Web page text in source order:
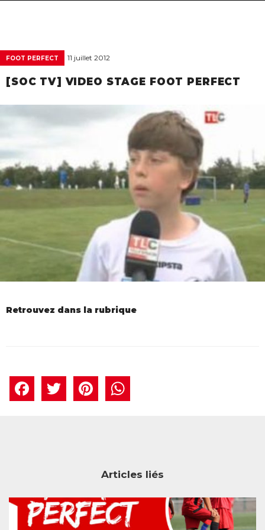
FOOT PERFECT 11 juillet 2012
[SOC TV] VIDEO STAGE FOOT PERFECT
Retrouvez dans la rubrique
Facebook
TwitterPinterest
Articles liés